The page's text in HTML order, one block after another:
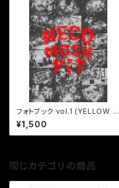
フォトブック vol.1 (YELLOW H
ANDKER CHIEF)
¥1,500
同じカテゴリの商品